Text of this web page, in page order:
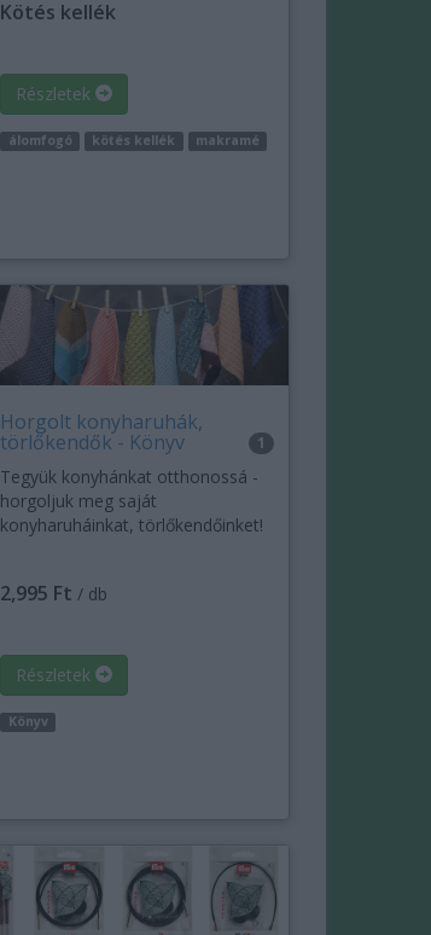
Kötés kellék
Részletek
álomfogó kötés kellék makramé
Horgolt konyharuhák,
törlőkendők - Könyv 1
Tegyük konyhánkat otthonossá -
horgoljuk meg saját
konyharuháinkat, törlőkendőinket!
2,995 Ft / db
Részletek
Könyv